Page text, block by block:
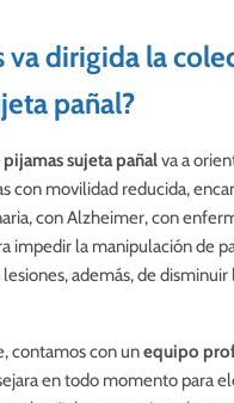
va dirigida la
pañal?
sujeta pañalva a
con movilidad reducida,
con Alzheimer, con
impedir la manipulación de
además, de
contamos con unequipo
en todo momento para